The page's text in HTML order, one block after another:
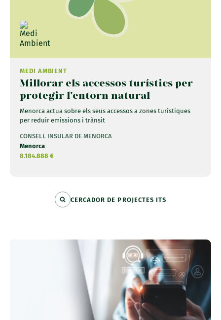
MEDI AMBIENT
Millorar els accessos turístics per
protegir l'entorn natural
Menorca actua sobre els seus accessos a zones turístiques
per reduir emissions i trànsit
CONSELL INSULAR DE MENORCA
Menorca
8.184.888 €
CERCADOR DE PROJECTES ITS